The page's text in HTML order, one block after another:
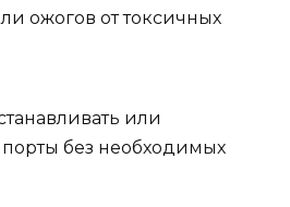
ожогов от токсичных
или
без необходимых